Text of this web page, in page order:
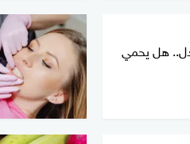
هل يحمي